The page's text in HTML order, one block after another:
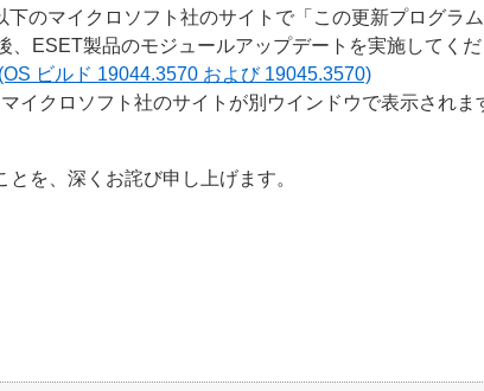
のマイクロソフト社のサイトで「この更新プログラ
、ESET製品のモジュールアップデートを実施してくだ
ビルド 19044.3570 および 19045.3570)
イクロソフト社のサイトが別ウインドウで表示されま
を、深くお詫び申し上げます。